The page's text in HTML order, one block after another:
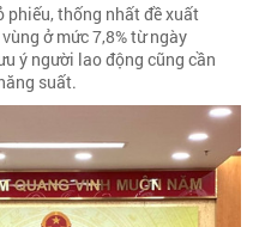
phiếu, thống nhất đề xuất
ở mức 7,8% từ ngày
ý người lao động cũng cần
suất.